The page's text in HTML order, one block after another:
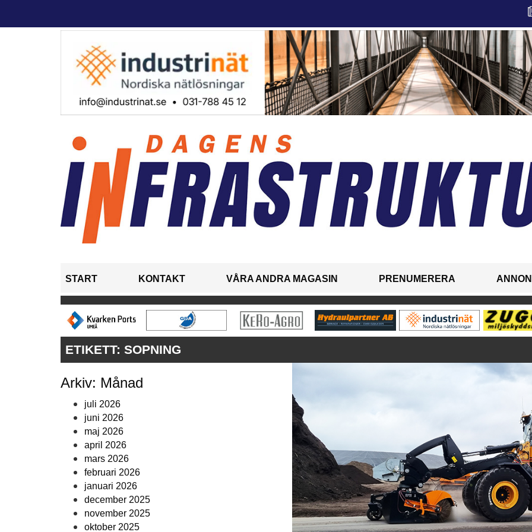
START KONTAKT VÅRA ANDRA MAGASIN PRENUMERERA
ETIKETT: SOPNING
Arkiv: Månad
juli 2026
juni 2026
maj 2026
april 2026
mars 2026
februari 2026
januari 2026
december 2025
november 2025
oktober 2025